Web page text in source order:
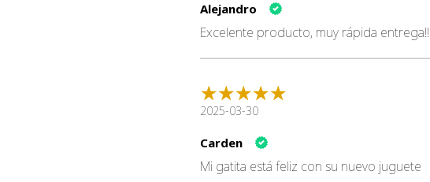
Alejandro
Excelente producto, muy rápida entrega!!
2025-03-30
Carden
Mi gatita está feliz con su nuevo juguete